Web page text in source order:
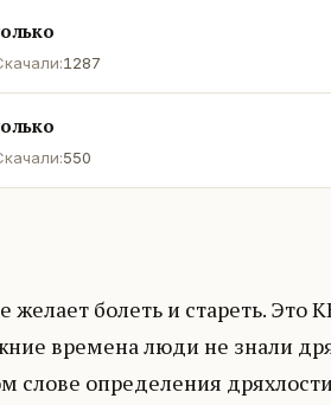
1287
550
желает болеть и стареть.
времена люди не знали
слове определения